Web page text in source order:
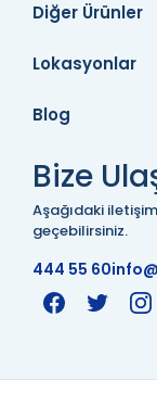
Diğer Ürünler
Lokasyonlar
Bize
Aşağıdaki
geçebilirsiniz.
444 55 60
Blog